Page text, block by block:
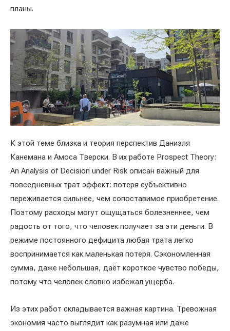
планы.
К этой теме близка и теория перспектив Даниэля
Канемана и Амоса Тверски. В их работе Prospect Theory:
An Analysis of Decision under Risk описан важный для
повседневных трат эффект: потеря субъективно
переживается сильнее, чем сопоставимое приобретение.
Поэтому расходы могут ощущаться болезненнее, чем
радость от того, что человек получает за эти деньги. В
режиме постоянного дефицита любая трата легко
воспринимается как маленькая потеря. Сэкономленная
сумма, даже небольшая, даёт короткое чувство победы,
потому что человек словно избежал ущерба.
Из этих работ складывается важная картина. Тревожная
экономия часто выглядит как разумная или даже